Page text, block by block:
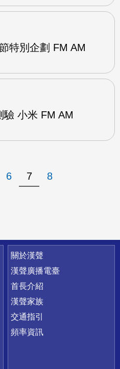
特別企劃 FM AM
驗 小米 FM AM
6 7 8
關於漢聲
漢聲廣播電臺
首長介紹
漢聲家族
交通指引
頻率資訊